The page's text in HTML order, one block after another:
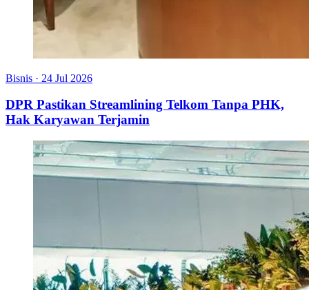
Bisnis · 24 Jul 2026
DPR Pastikan Streamlining Telkom Tanpa PHK,
Hak Karyawan Terjamin